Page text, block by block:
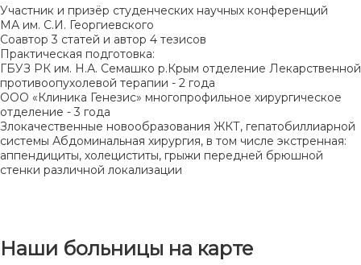
Участник и призёр студенческих научных конференций
МА им. С.И. Георгиевского
Соавтор 3 статей и автор 4 тезисов
Практическая подготовка:
ГБУЗ РК им. Н.А. Семашко р.Крым отделение Лекарственной
противоопухолевой терапии - 2 года
ООО «Клиника Генезис» многопрофильное хирургическое
отделение - 3 года
Злокачественные новообразования ЖКТ, гепатобиллиарной
системы Абдоминальная хирургия, в том числе экстренная:
аппендициты, холециститы, грыжи передней брюшной
стенки различной локализации
Наши больницы на карте